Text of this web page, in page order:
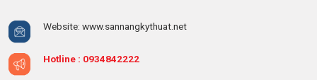
Website: www.sannangkythuat.net
Hotline : 0934842222